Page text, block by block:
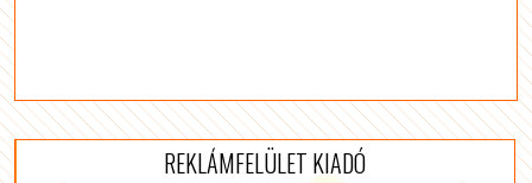
REKLÁMFELÜLET KIADÓ